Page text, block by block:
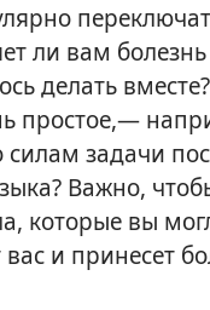
ли вам
делать
простое,—
задачи
Важно,
которые вы
и принесет